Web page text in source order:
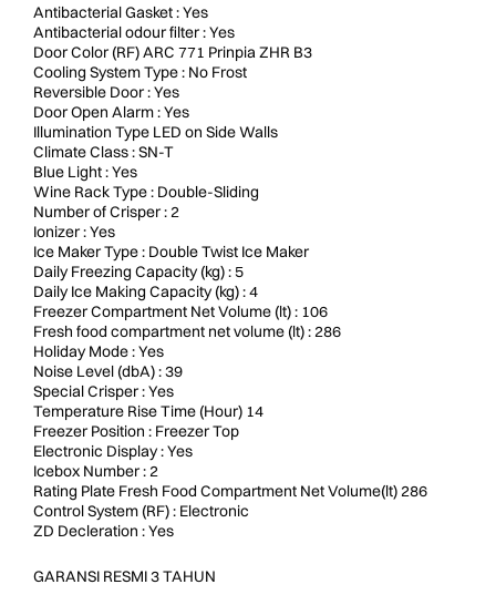
Antibacterial Gasket : Yes
Antibacterial odour filter : Yes
Door Color (RF) ARC 771 Prinpia ZHR B3
Cooling System Type : No Frost
Reversible Door : Yes
Door Open Alarm : Yes
Illumination Type LED on Side Walls
Climate Class : SN-T
Blue Light : Yes
Wine Rack Type : Double-Sliding
Number of Crisper : 2
Ionizer : Yes
Ice Maker Type : Double Twist Ice Maker
Daily Freezing Capacity (kg) : 5
Daily Ice Making Capacity (kg) : 4
Freezer Compartment Net Volume (lt) : 106
Fresh food compartment net volume (lt) : 286
Holiday Mode : Yes
Noise Level (dbA) : 39
Special Crisper : Yes
Temperature Rise Time (Hour) 14
Freezer Position : Freezer Top
Electronic Display : Yes
Icebox Number : 2
Rating Plate Fresh Food Compartment Net Volume(lt) 286
Control System (RF) : Electronic
ZD Decleration : Yes
GARANSI RESMI 3 TAHUN